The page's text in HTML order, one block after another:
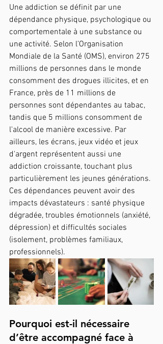
Une addiction se définit par une
dépendance physique, psychologique ou
comportementale à une substance ou
une activité. Selon l’Organisation
Mondiale de la Santé (OMS), environ 275
millions de personnes dans le monde
consomment des drogues illicites, et en
France, près de 11 millions de
personnes sont dépendantes au tabac,
tandis que 5 millions consomment de
l'alcool de manière excessive. Par
ailleurs, les écrans, jeux vidéo et jeux
d'argent représentent aussi une
addiction croissante, touchant plus
particulièrement les jeunes générations.
Ces dépendances peuvent avoir des
impacts dévastateurs : santé physique
dégradée, troubles émotionnels (anxiété,
dépression) et difficultés sociales
(isolement, problèmes familiaux,
professionnels).
Pourquoi est-il nécessaire
d’être accompagné face à